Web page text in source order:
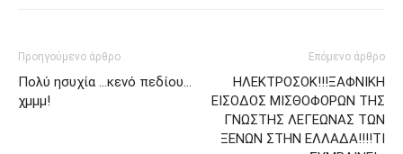
Προηγούμενο άρθρο
Πολύ ησυχία …κενό πεδίου…
χμμμ!
Επόμενο άρθρο
ΗΛΕΚΤΡΟΣΟΚ!!!ΞΑΦΝΙΚΗ
ΕΙΣΟΔΟΣ ΜΙΣΘΟΦΟΡΩΝ ΤΗΣ
ΓΝΩΣΤΗΣ ΛΕΓΕΩΝΑΣ ΤΩΝ
ΞΕΝΩΝ ΣΤΗΝ ΕΛΛΑΔΑ!!!!ΤΙ